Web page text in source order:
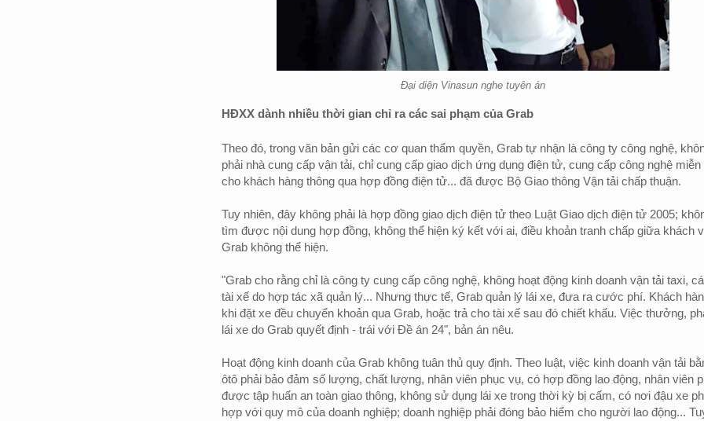
Đại diện Vinasun nghe tuyên án
HĐXX dành nhiều thời gian chỉ ra các sai phạm của Grab
Theo đó, trong văn bản gửi các cơ quan thẩm quyền, Grab tự nhận là công ty công nghệ,
phải nhà cung cấp vận tải, chỉ cung cấp giao dịch ứng dụng điện tử, cung cấp công nghệ miễn
cho khách hàng thông qua hợp đồng điện tử... đã được Bộ Giao thông Vận tải chấp thuận.
Tuy nhiên, đây không phải là hợp đồng giao dịch điện tử theo Luật Giao dịch điện tử 2005;
tìm được nội dung hợp đồng, không thể hiện ký kết với ai, điều khoản tranh chấp giữa khách
Grab không thể hiện.
"Grab cho rằng chỉ là công ty cung cấp công nghệ, không hoạt động kinh doanh vận tải taxi,
tài xế do hợp tác xã quản lý... Nhưng thực tế, Grab quản lý lái xe, đưa ra cước phí. Khách
khi đặt xe đều chuyển khoản qua Grab, hoặc trả cho tài xế sau đó chiết khấu. Việc thưởng,
lái xe do Grab quyết định - trái với Đề án 24", bản án nêu.
Hoạt động kinh doanh của Grab không tuân thủ quy định. Theo luật, việc kinh doanh vận tải
ôtô phải bảo đảm số lượng, chất lượng, nhân viên phục vụ, có hợp đồng lao động, nhân viên
được tập huấn an toàn giao thông, không sử dụng lái xe trong thời kỳ bị cấm, có nơi đậu xe
hợp với quy mô của doanh nghiệp; doanh nghiệp phải đóng bảo hiểm cho người lao động...